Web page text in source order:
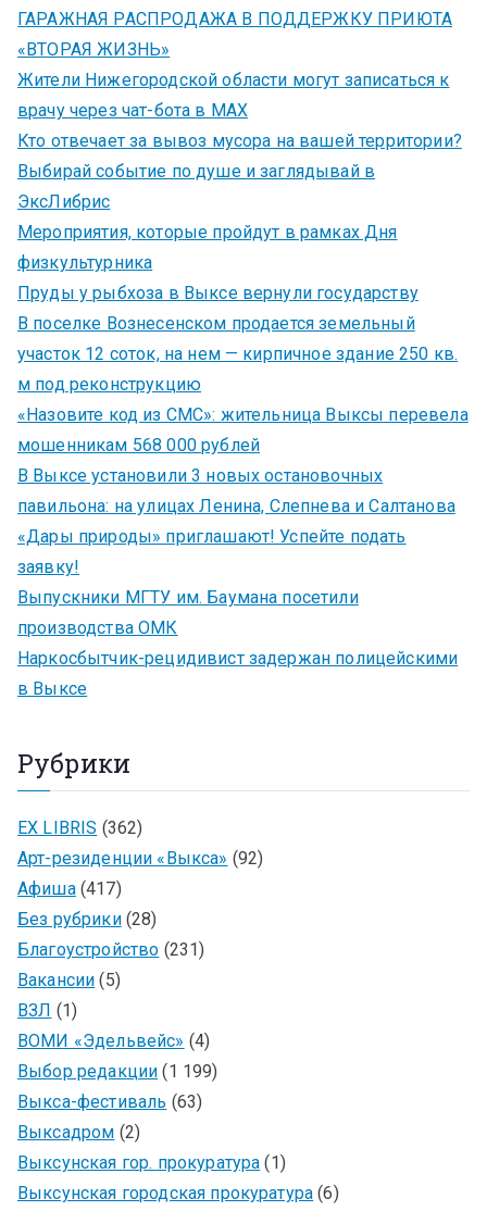
ГАРАЖНАЯ РАСПРОДАЖА В ПОДДЕРЖКУ ПРИЮТА
«ВТОРАЯ ЖИЗНЬ»
Жители Нижегородской области могут записаться к
врачу через чат-бота в MAX
Кто отвечает за вывоз мусора на вашей территории?
Выбирай событие по душе и заглядывай в
ЭксЛибрис
Мероприятия, которые пройдут в рамках Дня
физкультурника
Пруды у рыбхоза в Выксе вернули государству
В поселке Вознесенском продается земельный
участок 12 соток, на нем — кирпичное здание 250 кв.
м под реконструкцию
«Назовите код из СМС»: жительница Выксы перевела
мошенникам 568 000 рублей
В Выксе установили 3 новых остановочных
павильона: на улицах Ленина, Слепнева и Салтанова
«Дары природы» приглашают! Успейте подать
заявку!
Выпускники МГТУ им. Баумана посетили
производства ОМК
Наркосбытчик-рецидивист задержан полицейскими
в Выксе
Рубрики
EX LIBRIS (362)
Арт-резиденции «Выкса» (92)
Афиша(417)
Без рубрики(28)
Благоустройство (231)
Вакансии (5)
ВЗЛ (1)
ВОМИ «Эдельвейс» (4)
Выбор редакции (1 199)
Выкса-фестиваль (63)
Выксадром (2)
Выксунская гор. прокуратура (1)
Выксунская городская прокуратура (6)